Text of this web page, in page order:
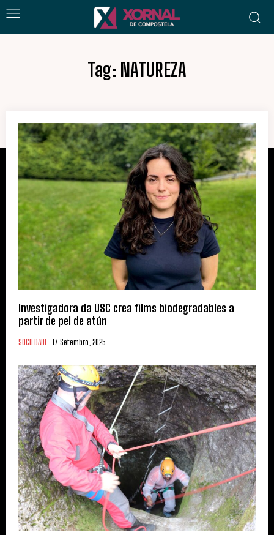
Tag: NATUREZA
Investigadora da USC crea films biodegradables a
partir de pel de atún
SOCIEDADE 17 Setembro, 2025